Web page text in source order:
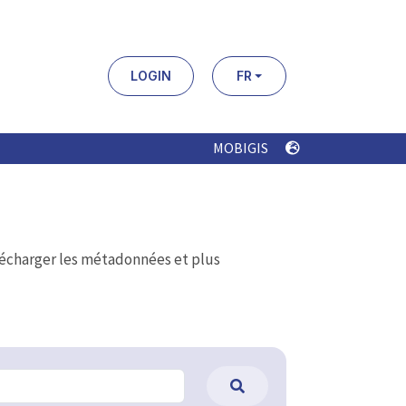
LOGIN FR
MOBIGIS
les métadonnées et plus